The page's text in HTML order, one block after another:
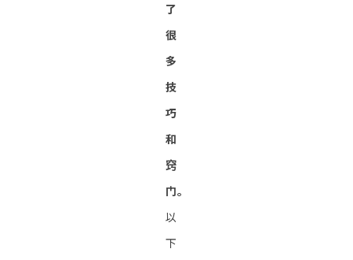
了
很
多
技
巧
和
窍
门。
以
下